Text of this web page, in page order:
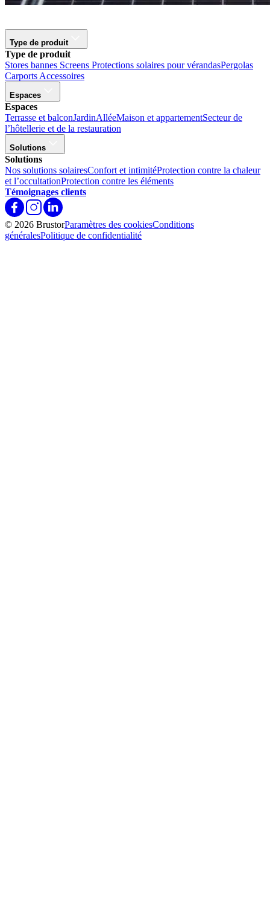
Type de produit
Type de produit
Stores bannes Screens Protections solaires pour vérandasPergolas
CarportsAccessoires
Espaces
Espaces
Terrasse et balconJardinAlléeMaison et appartementSecteur de
l’hôtellerie et de la restauration
Solutions
Solutions
Nos solutions solairesConfort et intimitéProtection contre la chaleur
et l’occultationProtection contre les éléments
Témoignages clients
© 2026 BrustorParamètres des cookiesConditions
généralesPolitique de confidentialité